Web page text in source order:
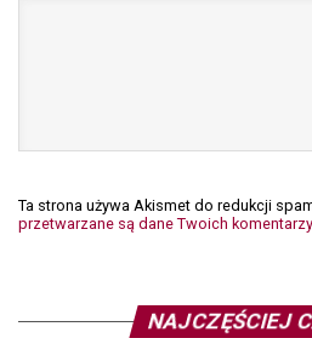
Ta strona używa Akismet do redukcji
przetwarzane są dane Twoich
NAJCZĘŚCIEJ